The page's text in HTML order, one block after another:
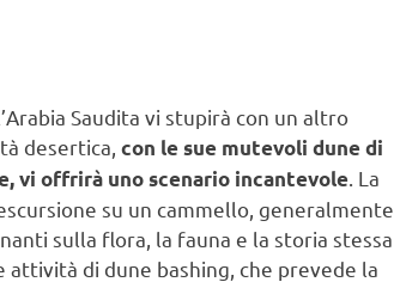
Saudita vi stupirà con un altro
desertica, con le sue mutevoli dune di
vi offrirà uno scenario incantevole . La
su un cammello, generalmente
sulla flora, la fauna e la storia stessa
attività di dune bashing, che prevede la